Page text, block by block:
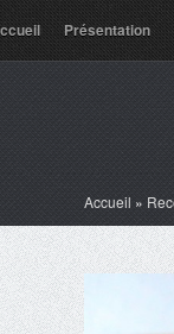
Présentation
Accueil »